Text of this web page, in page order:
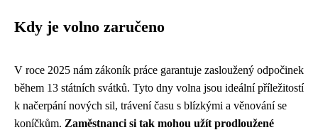
Kdy je volno zaručeno
V roce 2025 nám zákoník práce garantuje zasloužený odpočinek
během 13 státních svátků. Tyto dny volna jsou ideální příležitostí
k načerpání nových sil, trávení času s blízkými a věnování se
koníčkům. Zaměstnanci si tak mohou užít prodloužené